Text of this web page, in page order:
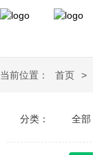
当前位置： 首页 >
分类： 全部